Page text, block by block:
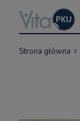
Strona główna